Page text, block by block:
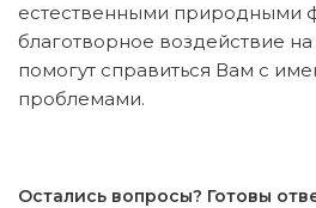
естественными природными
благотворное воздействие
помогут справиться Вам с
проблемами.
Остались вопросы? Готовы